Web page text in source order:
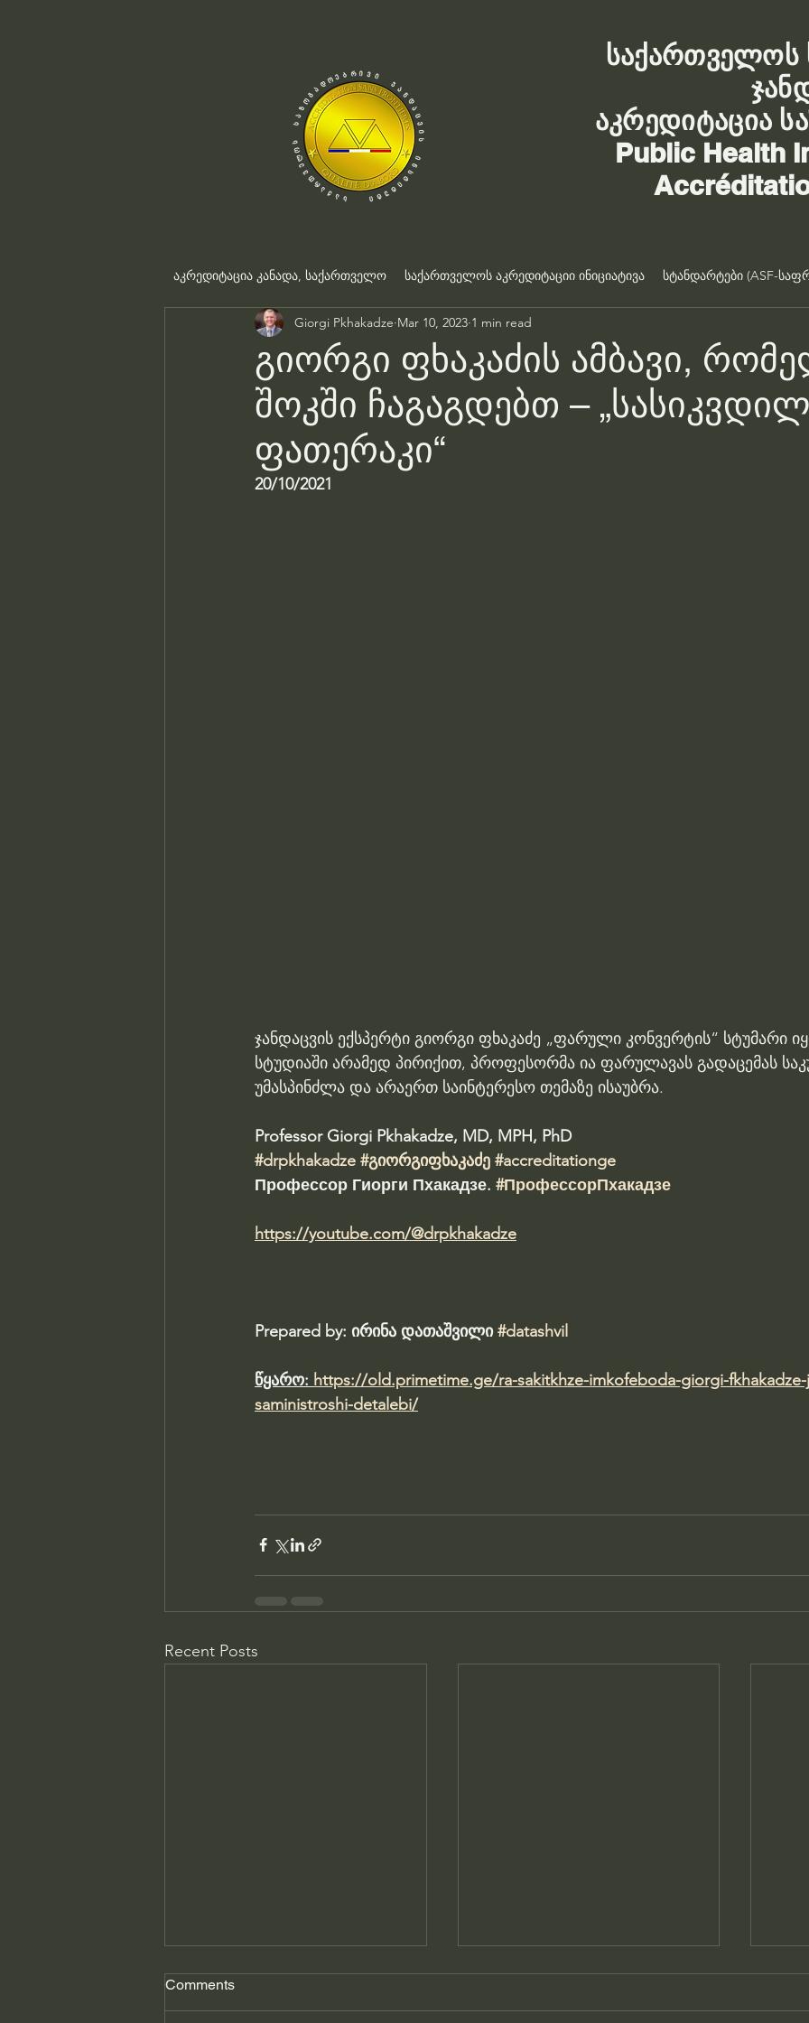
საქართველოს
აკრედიტაცია
Public Health
აკრედიტაცია კანადა, საქართველო საქართველოს აკრედიტაციი ინიციატივა სტანდარტები (ASF-
გიორგი ფხაკაძის ამბავი,
შოკში ჩაგაგდებთ –
ფათერაკი“
Giorgi Pkhakadze Mar 10, 2023 1 min read
20/10/2021
ჯანდაცვის ექსპერტი გიორგი ფხაკაძე „ფარული კონვერტის“ სტუმარი
სტუდიაში არამედ პირიქით, პროფესორმა ია ფარულავას გადაცემას
უმასპინძლა და არაერთ საინტერესო თემაზე ისაუბრა.
Professor Giorgi Pkhakadze, MD, MPH, PhD
#drpkhakadze #გიორგიფხაკაძე #accreditationge
Профессор Гиорги Пхакадзе. #ПрофессорПхакадзе
https://youtube.com/@drpkhakadze
Prepared by: ირინა დათაშვილი #datashvil
წყარო: https://old.primetime.ge/ra-sakitkhze-imkofeboda-giorgi-fkhakadze-
saministroshi-detalebi/
Recent Posts
Comments